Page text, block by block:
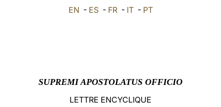
EN - ES- FR- IT- PT
SUPREMI APOSTOLATUS OFFICIO
LETTRE ENCYCLIQUE